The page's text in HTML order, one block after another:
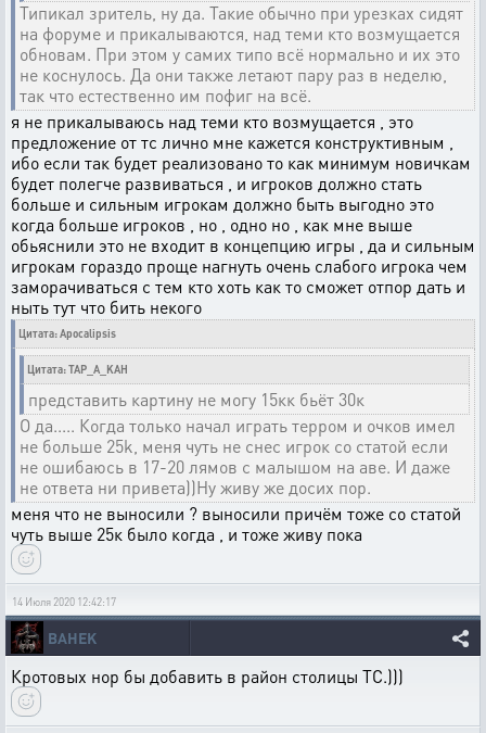
Типикал зритель, ну да. Такие обычно при урезках сидят
на форуме и прикалываются, над теми кто возмущается
обновам. При этом у самих типо всё нормально и их это
не коснулось. Да они также летают пару раз в неделю,
так что естественно им пофиг на всё.
я не прикалываюсь над теми кто возмущается , это
предложение от тс лично мне кажется конструктивным ,
ибо если так будет реализовано то как минимум новичкам
будет полегче развиваться , и игроков должно стать
больше и сильным игрокам должно быть выгодно это
когда больше игроков , но , одно но , как мне выше
обьяснили это не входит в концепцию игры , да и сильным
игрокам гораздо проще нагнуть очень слабого игрока чем
заморачиваться с тем кто хоть как то сможет отпор дать и
ныть тут что бить некого
Цитата: Apocalipsis
Цитата: TAP_A_KAH
представить картину не могу 15кк бьёт 30к
О да..... Когда только начал играть терром и очков имел
не больше 25k, меня чуть не снес игрок со статой если
не ошибаюсь в 17-20 лямов с малышом на аве. И даже
не ответа ни привета))Ну живу же досих пор.
меня что не выносили ? выносили причём тоже со статой
чуть выше 25к было когда , и тоже живу пока
14 Июля 2020 12:42:17
BAHEK
Кротовых нор бы добавить в район столицы ТС.)))